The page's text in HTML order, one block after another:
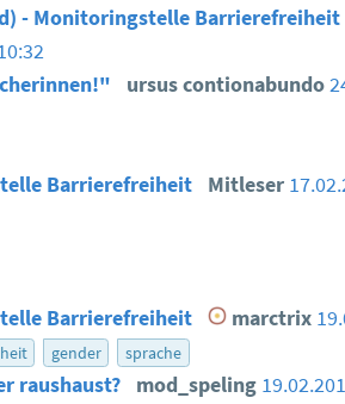
- Monitoringstelle Barrierefreiheit
ursus contionabundo
Barrierefreiheit Mitleser
Barrierefreiheit marctrix
gender sprache
raushaust? mod_speling